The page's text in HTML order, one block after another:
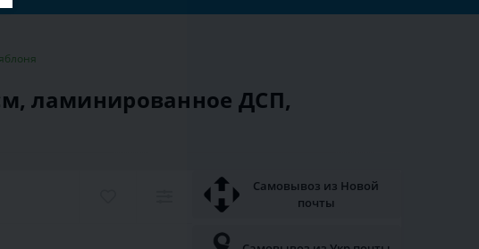
ламинированное ДСП,
Самовывоз из Новой
почты